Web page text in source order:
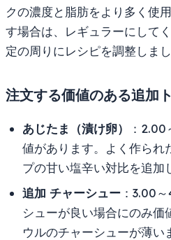
クの濃度と脂肪をより多く使
す場合は、レギュラーにして
定の周りにレシピを調整しまし
注文する価値のある追加
あじたま（漬け卵）
：
値があります。よく作られ
プの甘い塩辛い対比を追加
追加 チャーシュー ：3.00
シューが良い場合にのみ価
ウルのチャーシューが薄い